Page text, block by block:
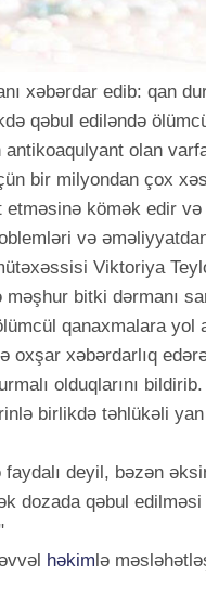
xəbərdar edib: qan
qəbul ediləndə
olan
bir milyondan çox
kömək edir
və
Viktoriya
bitki dərmanı
qanaxmalara yol
oxşar xəbərdarlıq
olduqlarını
birlikdə təhlükəli
deyil, bəzən
dozada qəbul
həkimlə